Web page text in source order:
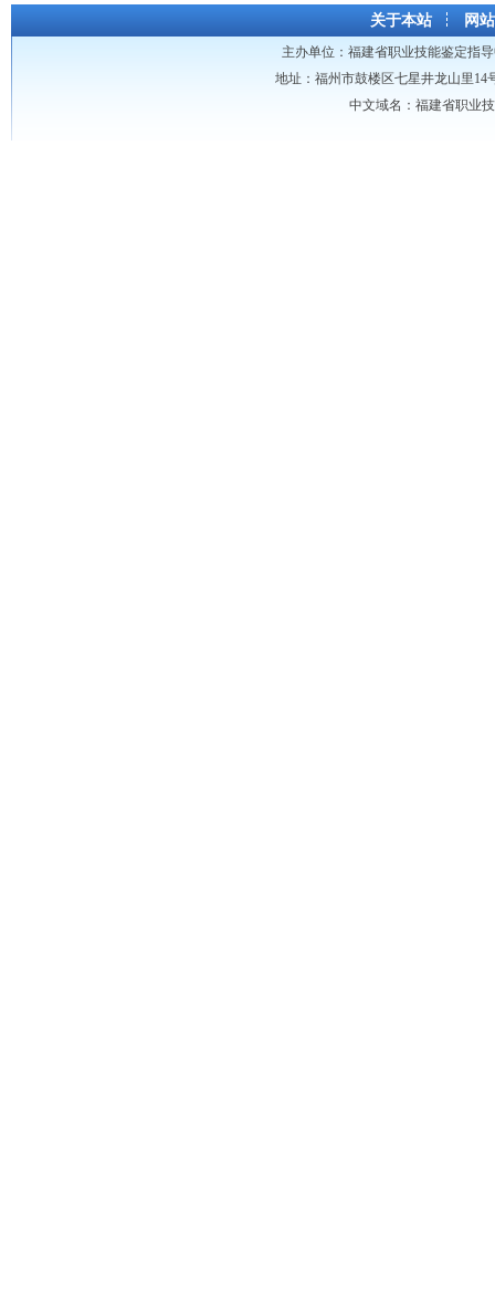
关于本站 网
主办单位： 福建省职业技能鉴定指
地址：福州市鼓楼区七星井龙山里14
中文域名：福建省职业